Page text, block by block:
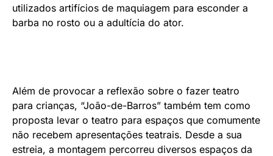
utilizados artifícios de maquiagem para esconder a
barba no rosto ou a adultícia do ator.
Além de provocar a reflexão sobre o fazer teatro
para crianças, “João-de-Barros” também tem como
proposta levar o teatro para espaços que comumente
não recebem apresentações teatrais. Desde a sua
estreia, a montagem percorreu diversos espaços da